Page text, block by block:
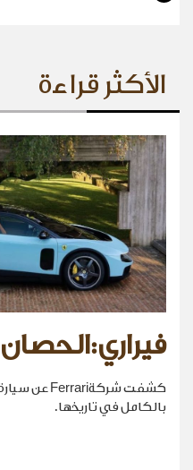
الأكثر قراءة
بالكامل في تاريخها.